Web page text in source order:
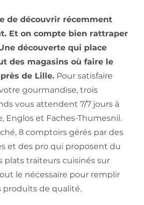
de découvrir récemment
Et on compte bien rattraper
découverte qui place
des magasins où faire le
de Lille. Pour satisfaire
gourmandise, trois
vous attendent 7/7 jours à
Englos et Faches-Thumesnil.
8 comptoirs gérés par des
et des pro qui proposent du
plats traiteurs cuisinés sur
le nécessaire pour remplir
produits de qualité.